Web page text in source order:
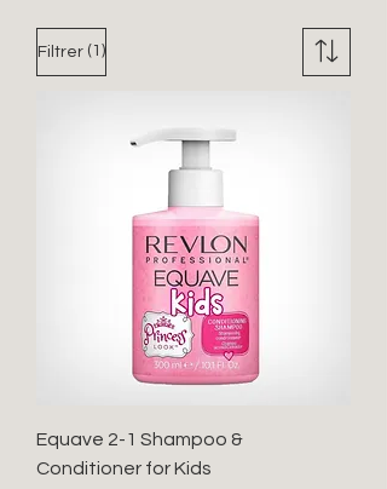
Filtrer (1)
Equave 2-1 Shampoo &
Conditioner for Kids